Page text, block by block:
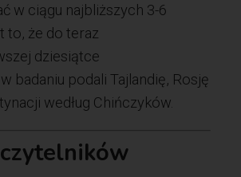
w ciągu najbliższych 3-6
to, że do teraz
dziesiątce
badaniu podali Tajlandię, Rosję
według Chińczyków.